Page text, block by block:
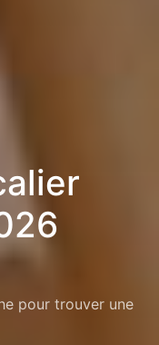
pour trouver une